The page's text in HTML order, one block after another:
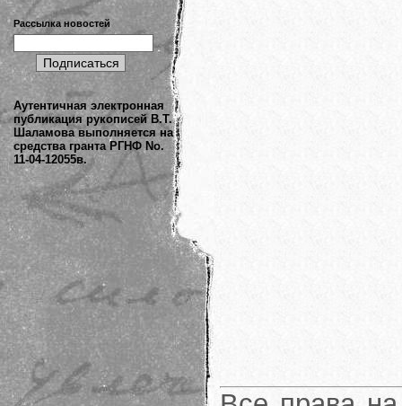
Рассылка новостей
Аутентичная электронная
публикация рукописей В.Т.
Шаламова выполняется на
средства гранта РГНФ No.
11-04-12055в.